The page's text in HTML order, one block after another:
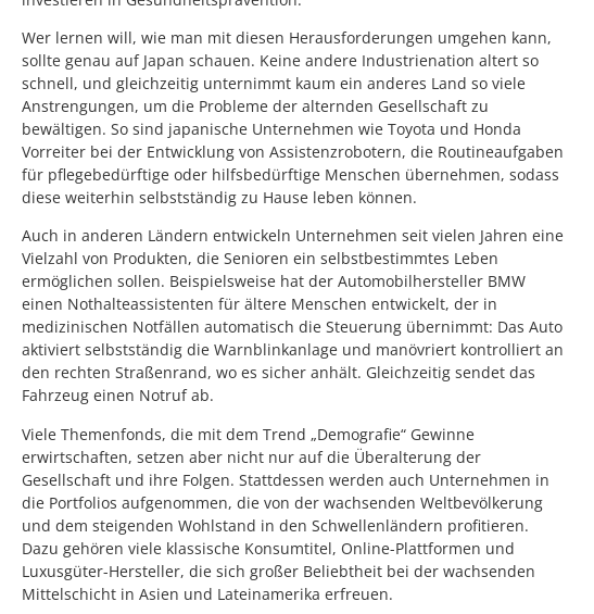
Wer lernen will, wie man mit diesen Herausforderungen umgehen kann,
sollte genau auf Japan schauen. Keine andere Industrienation altert so
schnell, und gleichzeitig unternimmt kaum ein anderes Land so viele
Anstrengungen, um die Probleme der alternden Gesellschaft zu
bewältigen. So sind japanische Unternehmen wie Toyota und Honda
Vorreiter bei der Entwicklung von Assistenzrobotern, die Routineaufgaben
für pflegebedürftige oder hilfsbedürftige Menschen übernehmen, sodass
diese weiterhin selbstständig zu Hause leben können.
Auch in anderen Ländern entwickeln Unternehmen seit vielen Jahren eine
Vielzahl von Produkten, die Senioren ein selbstbestimmtes Leben
ermöglichen sollen. Beispielsweise hat der Automobilhersteller BMW
einen Nothalteassistenten für ältere Menschen entwickelt, der in
medizinischen Notfällen automatisch die Steuerung übernimmt: Das Auto
aktiviert selbstständig die Warnblinkanlage und manövriert kontrolliert an
den rechten Straßenrand, wo es sicher anhält. Gleichzeitig sendet das
Fahrzeug einen Notruf ab.
Viele Themenfonds, die mit dem Trend „Demografie“ Gewinne
erwirtschaften, setzen aber nicht nur auf die Überalterung der
Gesellschaft und ihre Folgen. Stattdessen werden auch Unternehmen in
die Portfolios aufgenommen, die von der wachsenden Weltbevölkerung
und dem steigenden Wohlstand in den Schwellenländern profitieren.
Dazu gehören viele klassische Konsumtitel, Online-Plattformen und
Luxusgüter-Hersteller, die sich großer Beliebtheit bei der wachsenden
Mittelschicht in Asien und Lateinamerika erfreuen.